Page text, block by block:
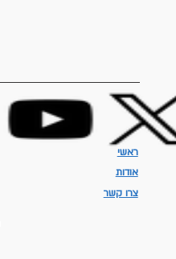
ראשי
אודות
צרו קשר